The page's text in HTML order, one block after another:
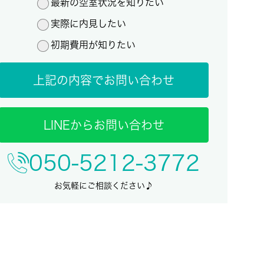
最新の空室状況を知りたい
実際に内見したい
初期費用が知りたい
上記の内容でお問い合わせ
LINEからお問い合わせ
050-5212-3772
お気軽にご相談ください♪